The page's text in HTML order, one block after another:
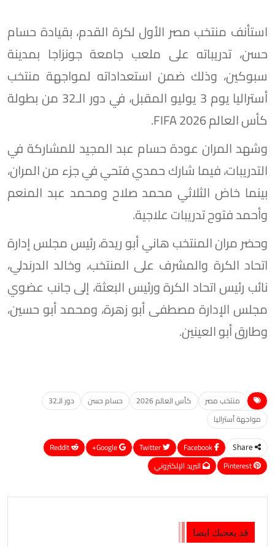
استأنف منتخب مصر الأول لكرة القدم، بقيادة حسام
حسن، تدريباته على ملعب جامعة جونزاجا بمدينة
سبوكين، وذلك ضمن استعداداته لمواجهة منتخب
أستراليا يوم 3 يوليو المقبل، في دور الـ32 من بطولة
كأس العالم FIFA 2026.
وشهد المران عودة حسام عبد المجيد للمشاركة في
التدريبات، فيما شارك حمدي فتحي في جزء من المران،
بينما خاض الثلاثي محمد صلاح ومحمد عبد المنعم
وأحمد فتوح تدريبات علاجية.
وحضر مران المنتخب هاني أبو ريدة، رئيس مجلس إدارة
اتحاد الكرة والمشرف على المنتخب، وخالد الدرندلي،
نائب رئيس اتحاد الكرة ورئيس البعثة، إلى جانب عضوي
مجلس الإدارة مصطفى أبو زهرة، ومحمد أبو حسين،
وطارق أبو العينين.
منتخب مصر كأس العالم 2026 حسام حسن
دور الـ32
مواجهة أستراليا
Share
Google+
ReddIt
Pinterest
البريد الإلكتروني
قد يعجبك ايضا